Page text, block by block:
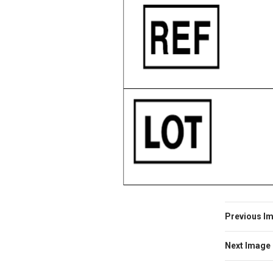
Previous
Next Image